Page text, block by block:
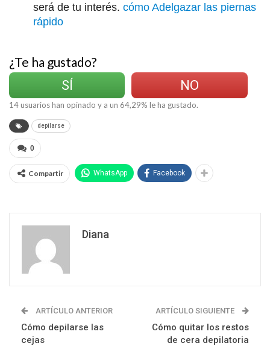
será de tu interés. cómo Adelgazar las piernas
rápido
¿Te ha gustado?
SÍ
NO
14usuarios han opinado y a un 64,29% le ha gustado.
depilarse
0
Compartir WhatsApp Facebook
Diana
ARTÍCULO ANTERIOR
Cómo depilarse las
cejas
ARTÍCULO SIGUIENTE
Cómo quitar los restos
de cera depilatoria